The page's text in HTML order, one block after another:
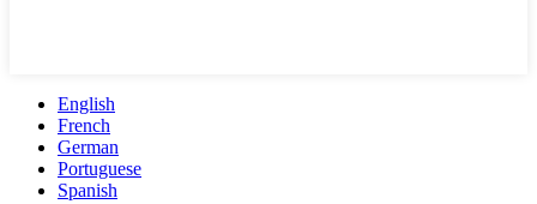
English
French
German
Portuguese
Spanish